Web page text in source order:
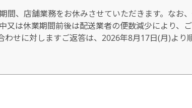
間、店舗業務をお休みさせていただきます。なお
又は休業期間前後は配送業者の便数減少により、
せに対しますご返答は、2026年8月17日(月)より